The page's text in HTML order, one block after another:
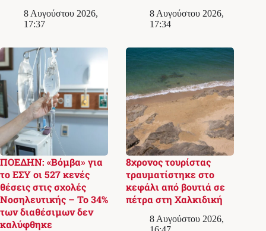
8 Αυγούστου 2026,
17:37
8 Αυγούστου 2026,
17:34
ΠΟΕΔΗΝ: «Βόμβα» για
το ΕΣΥ οι 527 κενές
θέσεις στις σχολές
Νοσηλευτικής – Το 34%
των διαθέσιμων δεν
καλύφθηκε
8χρονος τουρίστας
τραυματίστηκε στο
κεφάλι από βουτιά σε
πέτρα στη Χαλκιδική
8 Αυγούστου 2026,